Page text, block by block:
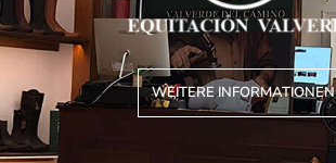
WEITERE INFORMATIONEN